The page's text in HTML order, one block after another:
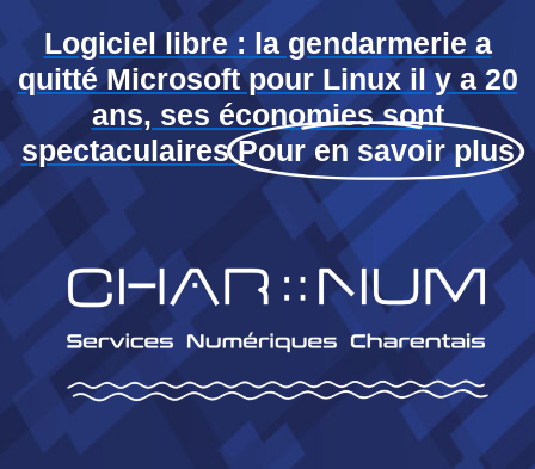
Logiciel libre : la gendarmerie a
quitté Microsoft pour Linux il y a 20
ans, ses économies sont
spectaculaires Pour en savoir plus